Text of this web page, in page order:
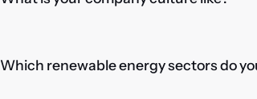
Which renewable energy sectors do